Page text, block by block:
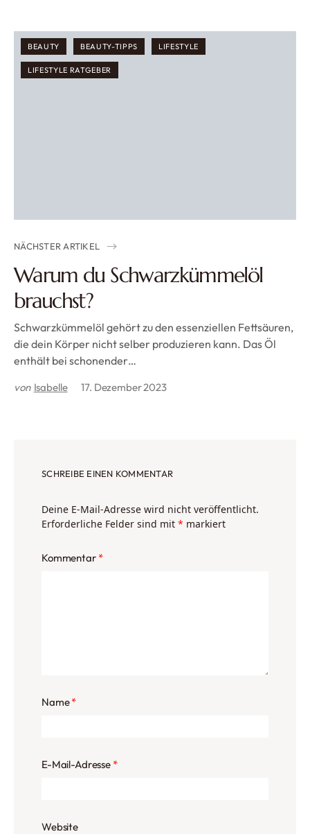
BEAUTY BEAUTY-TIPPS LIFESTYLE
LIFESTYLE RATGEBER
NÄCHSTER ARTIKEL
Warum du Schwarzkümmelöl
brauchst?
Schwarzkümmelöl gehört zu den essenziellen Fettsäuren,
die dein Körper nicht selber produzieren kann. Das Öl
enthält bei schonender…
von Isabelle 17. Dezember 2023
SCHREIBE EINEN KOMMENTAR
Deine E-Mail-Adresse wird nicht veröffentlicht.
Erforderliche Felder sind mit * markiert
Kommentar *
Name*
E-Mail-Adresse *
Website